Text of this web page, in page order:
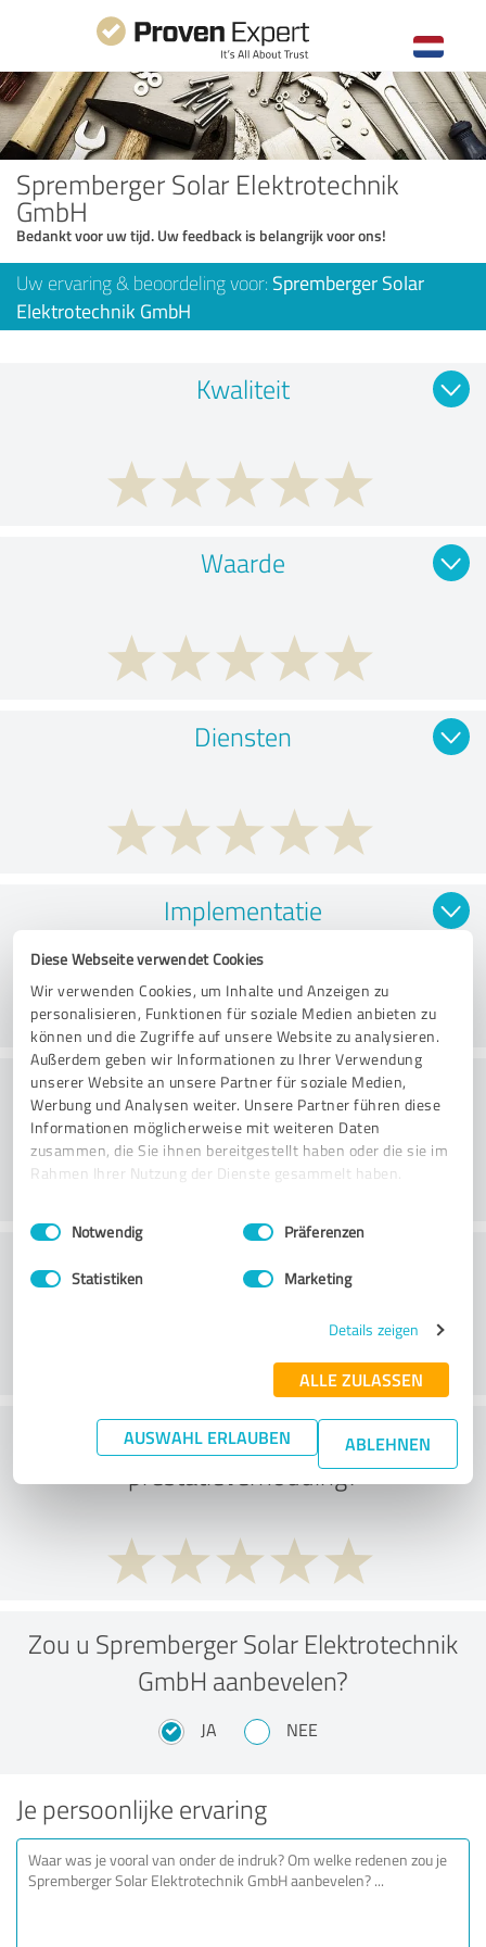
Diese Webseite verwendet Cookies
Wir verwenden Cookies, um Inhalte und Anzeigen zu
personalisieren, Funktionen für soziale Medien anbieten zu
können und die Zugriffe auf unsere Website zu analysieren.
Außerdem geben wir Informationen zu Ihrer Verwendung
unserer Website an unsere Partner für soziale Medien,
Werbung und Analysen weiter. Unsere Partner führen diese
Informationen möglicherweise mit weiteren Daten
zusammen, die Sie ihnen bereitgestellt haben oder die sie im
Rahmen Ihrer Nutzung der Dienste gesammelt haben.
Impressum Datenschutzbestimmungen
Einwilligungsauswahl
Notwendig Präferenzen
Statistiken Marketing
Details zeigen
ALLE ZULASSEN
AUSWAHL ERLAUBEN ABLEHNEN
Spremberger Solar Elektrotechnik
GmbH
Bedankt voor uw tijd. Uw feedback is belangrijk voor ons!
Uw ervaring & beoordeling voor: Spremberger Solar
Elektrotechnik GmbH
Kwaliteit
Waarde
Diensten
Implementatie
Consulting
Wat vind je van de prijs-
prestatieverhouding?
Zou u Spremberger Solar Elektrotechnik
GmbH aanbevelen?
JA NEE
Je persoonlijke ervaring